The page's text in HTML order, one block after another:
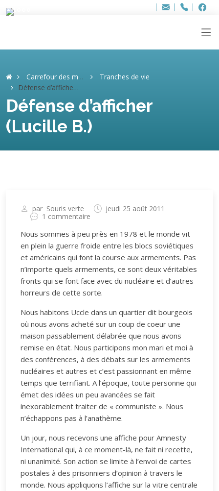
Adresse
info..hâthe..
Tel.
Tel.
Carrefour des mémoires
Tranches de vie
Défense d’afficher (Lucille B.)
Défense d’afficher
(Lucille B.)
par Souris verte
jeudi 25 août 2011
1 commentaire
Nous sommes à peu près en 1978 et le monde vit
en plein la guerre froide entre les blocs soviétiques
et américains qui font la course aux armements. Pas
n’importe quels armements, ce sont deux véritables
fronts qui se font face avec du nucléaire et d’autres
horreurs de cette sorte.
Nous habitons Uccle dans un quartier dit bourgeois
où nous avons acheté sur un coup de coeur une
maison passablement délabrée que nous avons
remise en état. Nous participons mon mari et moi à
des conférences, à des débats sur les armements
nucléaires et autres et c’est passionnant en même
temps que terrifiant. A l’époque, toute personne qui
émet des idées un peu avancées se fait
inexorablement traiter de « communiste ». Nous
n’échappons pas à l’anathème.
Un jour, nous recevons une affiche pour Amnesty
International qui, à ce moment-là, ne fait ni recette,
ni unanimité. Son action se limite à l’envoi de cartes
postales à des prisonniers d’opinion à travers le
monde. Nous appliquons l’affiche sur la vitre centrale